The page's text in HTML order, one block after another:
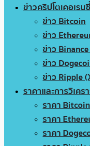
ข่าวคริปโตเคอเรนซี่
ข่าว Bitcoin
ข่าว
ข่าว
ข่าว
ข่าว Ripple
ราคาและการวิเคร
ราคา Bitcoin
ราคา
ราคา